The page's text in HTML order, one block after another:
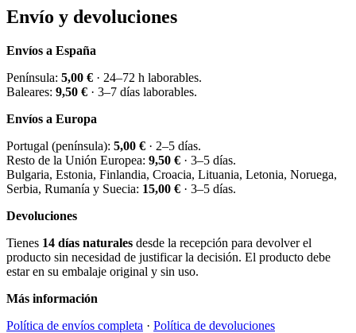
Envío y devoluciones
Envíos a España
Península: 5,00 € · 24–72 h laborables.
Baleares: 9,50 € · 3–7 días laborables.
Envíos a Europa
Portugal (península): 5,00 € · 2–5 días.
Resto de la Unión Europea: 9,50 € · 3–5 días.
Bulgaria, Estonia, Finlandia, Croacia, Lituania, Letonia, Noruega,
Serbia, Rumanía y Suecia: 15,00 € · 3–5 días.
Devoluciones
Tienes 14 días naturales desde la recepción para devolver el
producto sin necesidad de justificar la decisión. El producto debe
estar en su embalaje original y sin uso.
Más información
Política de envíos completa · Política de devoluciones